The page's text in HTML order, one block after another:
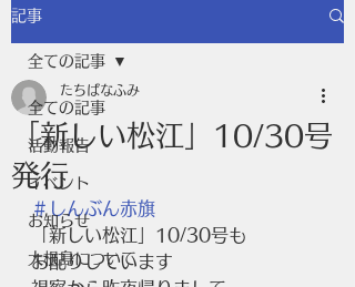
記事
全ての記事
活動報告
イベント
お知らせ
大根島について
全ての記事
「新しい松江」10/30号
発行
たちばなふみ
＃しんぶん赤旗
「新しい松江」10/30号も
お配りしています